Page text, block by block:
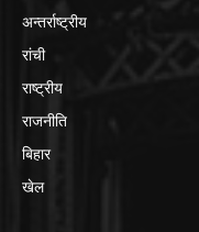
अन्तर्राष्ट्रीय
रांची
राष्ट्रीय
राजनीति
बिहार
खेल